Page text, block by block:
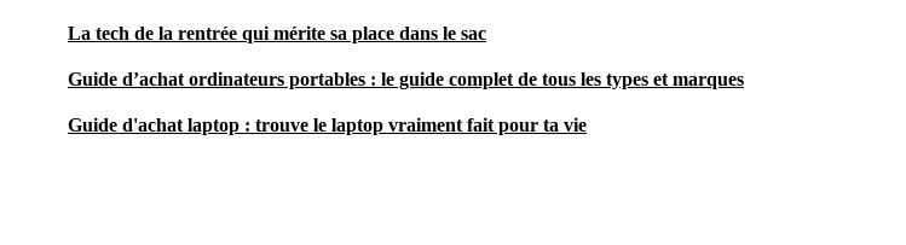
La tech de la rentrée qui mérite sa place dans le sac
Guide d’achat ordinateurs portables : le guide complet de tous les types et marques
Guide d'achat laptop : trouve le laptop vraiment fait pour ta vie